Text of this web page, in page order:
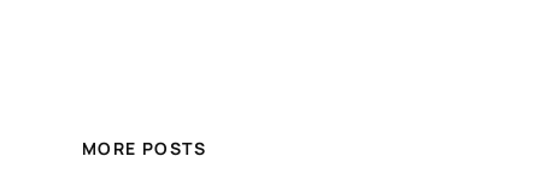
MORE POSTS